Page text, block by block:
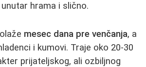
hrama i slično.
mesec dana pre venčanja, a
i kumovi. Traje oko 20-30
prijateljskog, ali ozbiljnog